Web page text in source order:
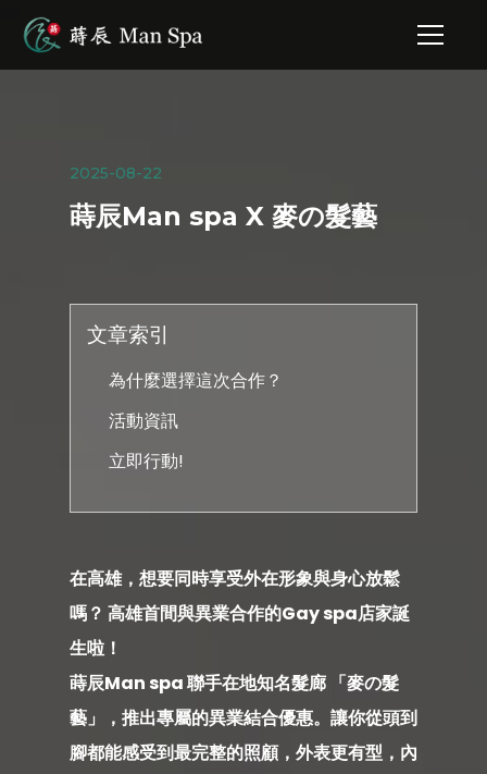
2025-08-22
蒔辰Man spa X 麥の髮藝
文章索引
為什麼選擇這次合作？
活動資訊
立即行動!
在高雄，想要同時享受外在形象與身心放鬆
嗎？ 高雄首間與異業合作的Gay spa店家誕
生啦！
蒔辰Man spa 聯手在地知名髮廊 「麥の髮
藝」，推出專屬的異業結合優惠。 讓你從頭到
腳都能感受到最完整的照顧，外表更有型，內